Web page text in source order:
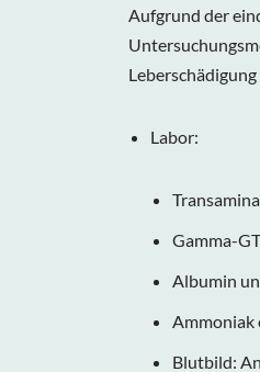
Aufgrund der
Labor:
Gamma-
Albumin
Ammoniak
Blutbild: